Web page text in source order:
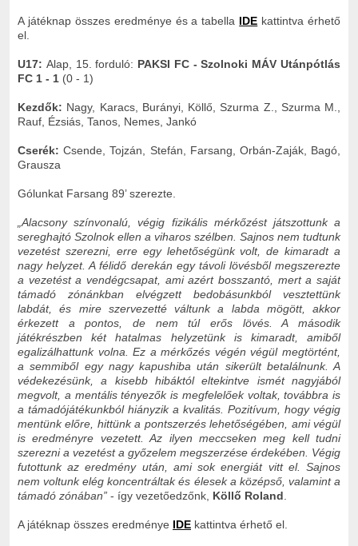
A játéknap összes eredménye és a tabella IDE kattintva érhető
el.
U17: Alap, 15. forduló: PAKSI FC - Szolnoki MÁV Utánpótlás
FC 1 - 1 (0 - 1)
Kezdők: Nagy, Karacs, Burányi, Köllő, Szurma Z., Szurma M.,
Rauf, Ézsiás, Tanos, Nemes, Jankó
Cserék:Csende, Tojzán, Stefán, Farsang, Orbán-Zaják, Bagó,
Grausza
Gólunkat Farsang 89’ szerezte.
„Alacsony színvonalú, végig fizikális mérkőzést játszottunk a
sereghajtó Szolnok ellen a viharos szélben. Sajnos nem tudtunk
vezetést szerezni, erre egy lehetőségünk volt, de kimaradt a
nagy helyzet. A félidő derekán egy távoli lövésből megszerezte
a vezetést a vendégcsapat, ami azért bosszantó, mert a saját
támadó zónánkban elvégzett bedobásunkból vesztettünk
labdát, és mire szervezetté váltunk a labda mögött, akkor
érkezett a pontos, de nem túl erős lövés. A második
játékrészben két hatalmas helyzetünk is kimaradt, amiből
egalizálhattunk volna. Ez a mérkőzés végén végül megtörtént,
a semmiből egy nagy kapushiba után sikerült betalálnunk. A
védekezésünk, a kisebb hibáktól eltekintve ismét nagyjából
megvolt, a mentális tényezők is megfelelőek voltak, továbbra is
a támadójátékunkból hiányzik a kvalitás. Pozitívum, hogy végig
mentünk előre, hittünk a pontszerzés lehetőségében, ami végül
is eredményre vezetett. Az ilyen meccseken meg kell tudni
szerezni a vezetést a győzelem megszerzése érdekében. Végig
futottunk az eredmény után, ami sok energiát vitt el. Sajnos
nem voltunk elég koncentráltak és élesek a középső, valamint a
támadó zónában” - így vezetőedzőnk, Köllő Roland.
A játéknap összes eredménye IDE kattintva érhető el.